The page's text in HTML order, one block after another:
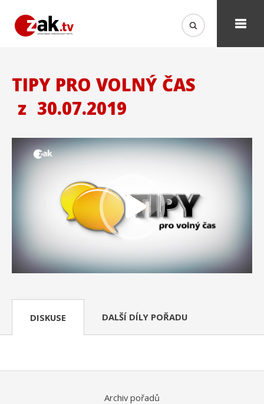
TIPY PRO VOLNÝ ČAS
z 30.07.2019
DISKUSE DALŠÍ DÍLY POŘADU
Archiv pořadů